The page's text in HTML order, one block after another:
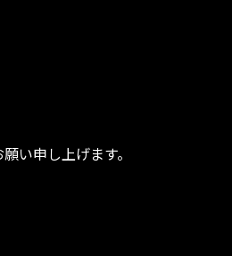
い申し上げます。